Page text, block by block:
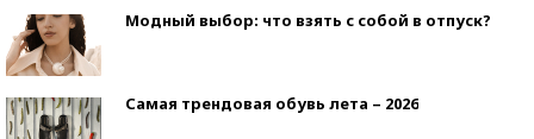
Модный выбор: что взять с собой в отпуск?
Самая трендовая обувь лета – 2026